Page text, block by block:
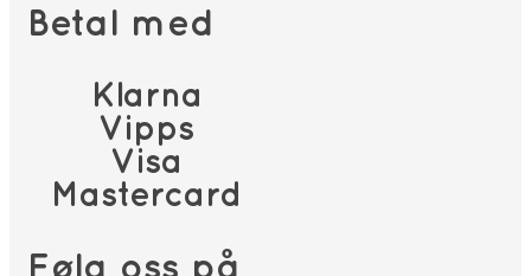
Betal med
Klarna
Vipps
Visa
Mastercard
Følg oss på